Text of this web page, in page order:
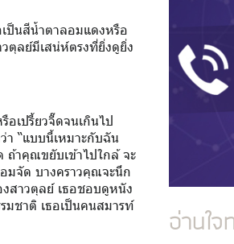
ป็นสีน้ำตาลอมแดงหรือ
ตุลย์มีเสน่ห์ตรงที่ยิ่งดูยิ่ง
เปรี้ยวจี๊ดจนเกินไป
า “แบบนี้เหมาะกับฉัน
ถ้าคุณขยับเข้าไปใกล้ จะ
จัด บางคราวคุณจะนึก
สาวตุลย์ เธอชอบดูหนัง
ชาติ เธอเป็นคนสมารท์
อ่านใ